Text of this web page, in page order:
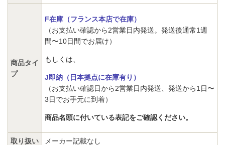
商品タイ
プ
F在庫（フランス本店で在庫）
（お支払い確認から2営業日内発送。発送後通常1週
間〜10日間でお届け）
もしくは、
J即納（日本拠点に在庫有り）
（お支払い確認日から2営業日内発送、発送から1日〜
3日でお手元に到着）
商品名頭に付いている表記をご確認ください。
取り扱い
メーカー記載なし